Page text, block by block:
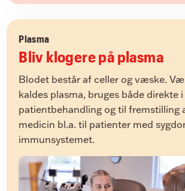
han får næsten 11 liter blod.
Plasma
Bliv klogere på plasma
Blodet består af celler og væske.
kaldes plasma, bruges både direkte i
patientbehandling og til fremstilling
medicin bl.a. til patienter med
immunsystemet.